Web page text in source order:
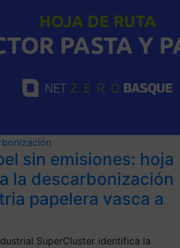
sin emisiones: hoja
la descarbonización
papelera vasca a
SuperCluster identifica la